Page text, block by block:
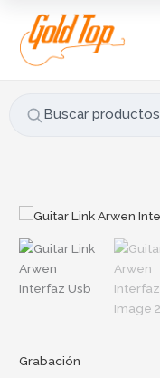
contenido
Buscar productos
u
s
r
Grabación